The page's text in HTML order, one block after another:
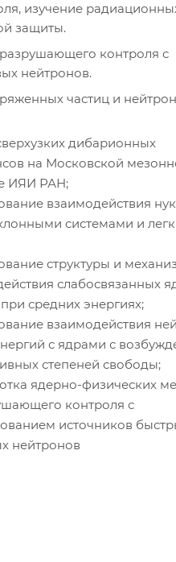
изучение
защиты.
контроля с
нейтронов.
частиц и
дибарионных
на Московской
ИЯИ РАН;
взаимодействия
системами и
структуры и
слабосвязанных
средних энергиях;
взаимодействия
с ядрами с
степеней свободы;
ядерно-физических
контроля с
источников
нейтронов